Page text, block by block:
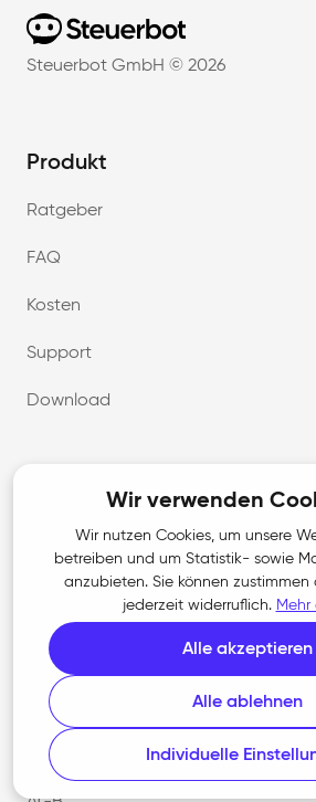
Home
Steuerbot GmbH © 2026
Produkt
Ratgeber
FAQ
Kosten
Support
Download
Über uns
Karriere
Kontakt
Presse
Rechtliches
Wir verwenden
Wir nutzen Cookies, um unsere
betreiben und um Statistik- sowie
anzubieten. Sie können
jederzeit widerruflich. Mehr
Alle akzeptieren
Alle ablehnen
Individuelle